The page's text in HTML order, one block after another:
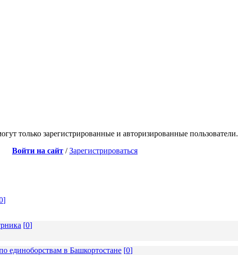
только зарегистрированные и авторизированные пользователи.
Войти на сайт /Зарегистрироваться
]
[0]
единоборствам в Башкортостане [0]